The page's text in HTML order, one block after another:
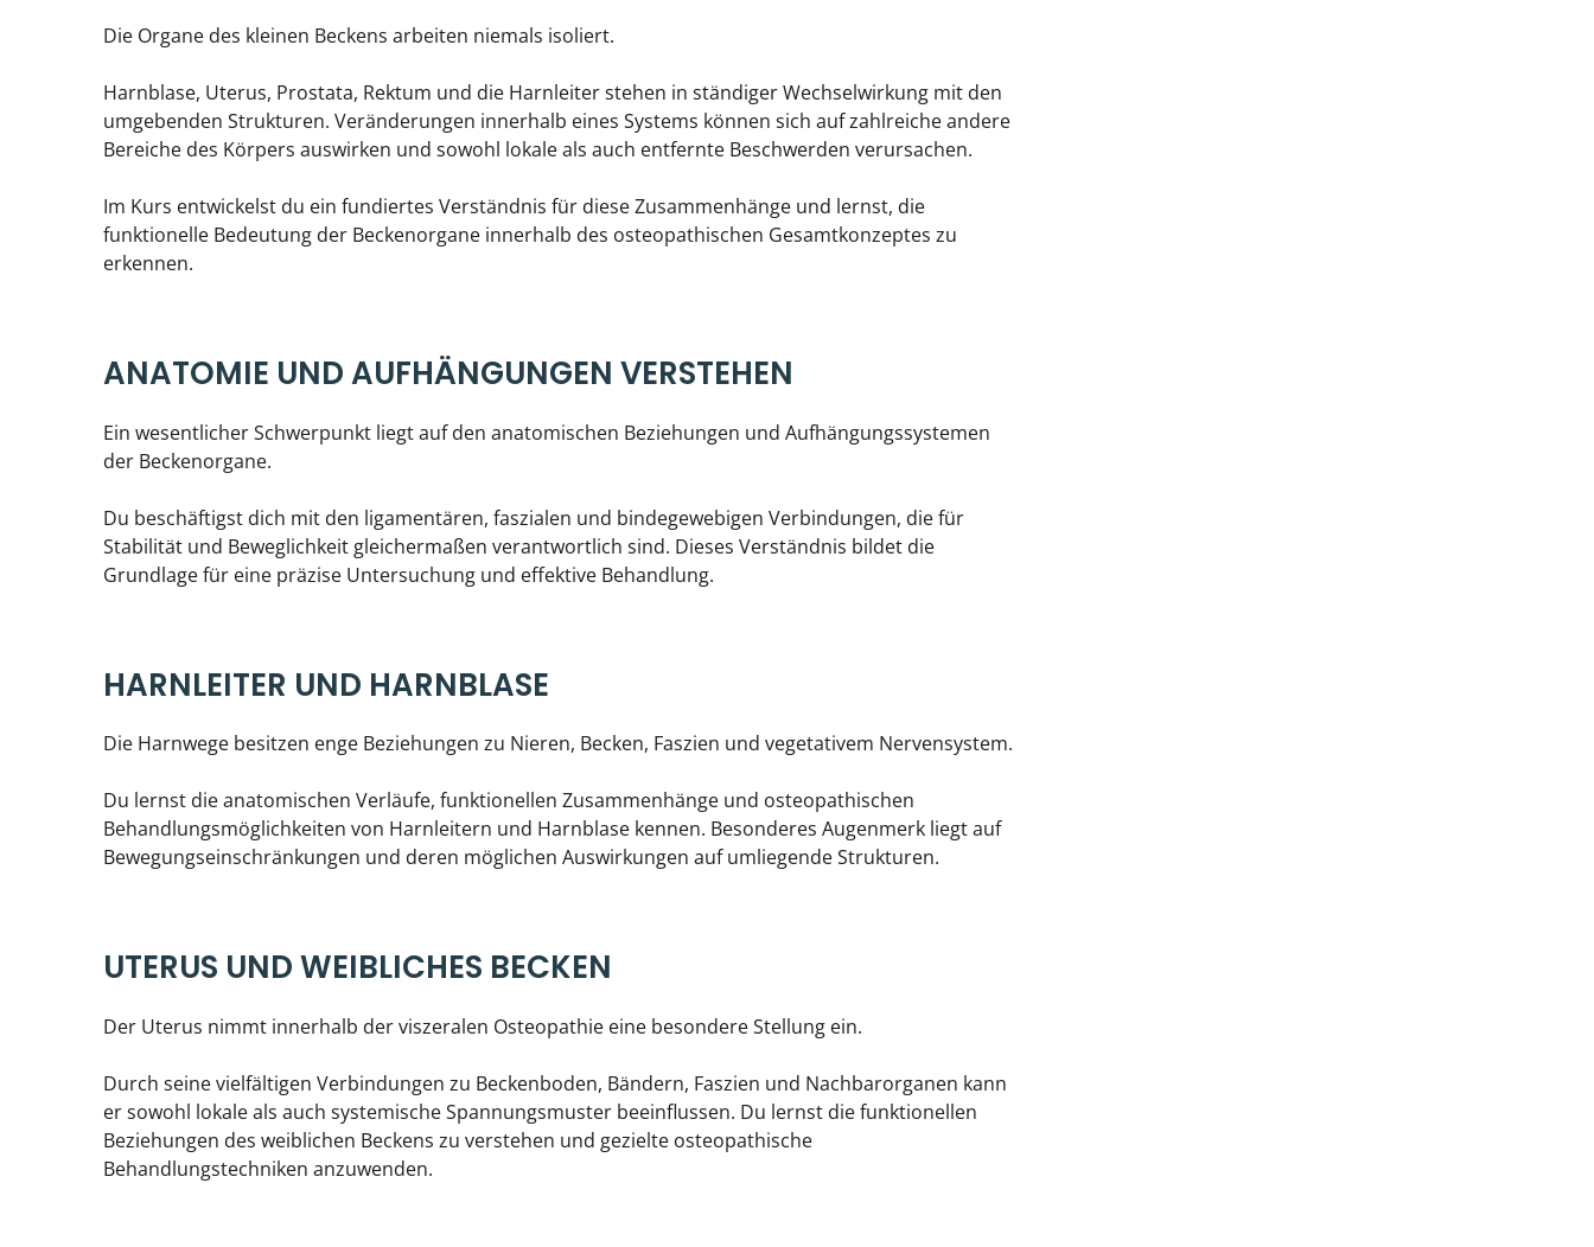
Die Organe des kleinen Beckens arbeiten niemals isoliert.
Harnblase, Uterus, Prostata, Rektum und die Harnleiter stehen in ständiger Wechselwirkung mit den
umgebenden Strukturen. Veränderungen innerhalb eines Systems können sich auf zahlreiche andere
Bereiche des Körpers auswirken und sowohl lokale als auch entfernte Beschwerden verursachen.
Im Kurs entwickelst du ein fundiertes Verständnis für diese Zusammenhänge und lernst, die
funktionelle Bedeutung der Beckenorgane innerhalb des osteopathischen Gesamtkonzeptes zu
erkennen.
ANATOMIE UND AUFHÄNGUNGEN VERSTEHEN
Ein wesentlicher Schwerpunkt liegt auf den anatomischen Beziehungen und Aufhängungssystemen
der Beckenorgane.
Du beschäftigst dich mit den ligamentären, faszialen und bindegewebigen Verbindungen, die für
Stabilität und Beweglichkeit gleichermaßen verantwortlich sind. Dieses Verständnis bildet die
Grundlage für eine präzise Untersuchung und effektive Behandlung.
HARNLEITER UND HARNBLASE
Die Harnwege besitzen enge Beziehungen zu Nieren, Becken, Faszien und vegetativem Nervensystem.
Du lernst die anatomischen Verläufe, funktionellen Zusammenhänge und osteopathischen
Behandlungsmöglichkeiten von Harnleitern und Harnblase kennen. Besonderes Augenmerk liegt auf
Bewegungseinschränkungen und deren möglichen Auswirkungen auf umliegende Strukturen.
UTERUS UND WEIBLICHES BECKEN
Der Uterus nimmt innerhalb der viszeralen Osteopathie eine besondere Stellung ein.
Durch seine vielfältigen Verbindungen zu Beckenboden, Bändern, Faszien und Nachbarorganen kann
er sowohl lokale als auch systemische Spannungsmuster beeinflussen. Du lernst die funktionellen
Beziehungen des weiblichen Beckens zu verstehen und gezielte osteopathische
Behandlungstechniken anzuwenden.